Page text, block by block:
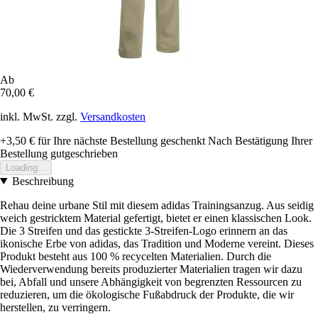
Ab
70,00 €
inkl. MwSt. zzgl. Versandkosten
+3,50 € für Ihre nächste Bestellung geschenkt Nach Bestätigung Ihrer
Bestellung gutgeschrieben
Loading...
Beschreibung
Rehau deine urbane Stil mit diesem adidas Trainingsanzug. Aus seidig
weich gestricktem Material gefertigt, bietet er einen klassischen Look.
Die 3 Streifen und das gestickte 3-Streifen-Logo erinnern an das
ikonische Erbe von adidas, das Tradition und Moderne vereint. Dieses
Produkt besteht aus 100 % recycelten Materialien. Durch die
Wiederverwendung bereits produzierter Materialien tragen wir dazu
bei, Abfall und unsere Abhängigkeit von begrenzten Ressourcen zu
reduzieren, um die ökologische Fußabdruck der Produkte, die wir
herstellen, zu verringern.